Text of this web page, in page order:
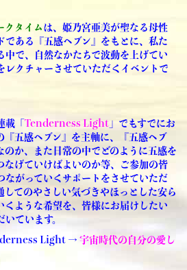
クタイム は、姫乃宮亜美が聖なる母性
である『五感ヘブン』をもとに、私た
中で、自然なかたちで波動を上げてい
レクチャーさせていただくイベントで
「 Tenderness Light 」でもすでにお
『五感ヘブン』を主軸に、『五感ヘブ
のか、また日常の中でどのように五感を
なげていけばよいのか等、ご参加の皆
ながっていくサポートをさせていただ
してのやさしい気づきやほっとした安ら
くような希望を、皆様にお届けしたい
ています。
Light → 宇宙時代の自分の愛し